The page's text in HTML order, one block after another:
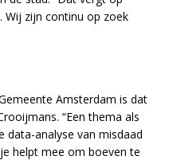
Wij zijn continu op zoek
Amsterdam is dat
“Een thema als
data-analyse van misdaad
helpt mee om boeven te